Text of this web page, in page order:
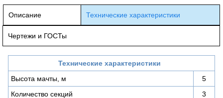
Описание Технические характеристики
Чертежи и ГОСТы
Технические характеристики
Высота мачты, м
5
Количество секций
3